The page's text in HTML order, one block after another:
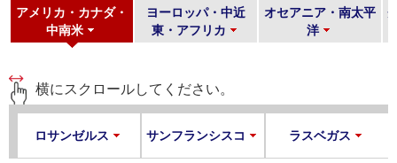
アメリカ・カナダ・
中南米
ヨーロッパ・中近
東・アフリカ
オセアニア・南太平
洋
横にスクロールしてください。
ロサンゼルス サンフランシスコ ラスベガス